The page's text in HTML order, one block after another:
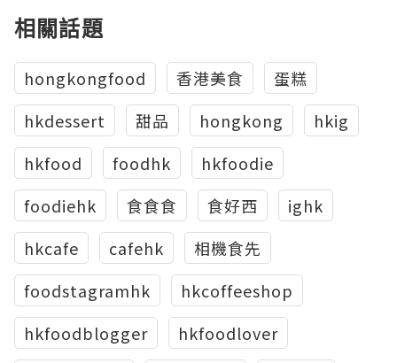
相關話題
hongkongfood 香港美食
蛋糕
hkdessert
甜品 hongkong
hkig
hkfood
foodhk
hkfoodie
foodiehk
食食食 食好西
ighk
hkcafe
cafehk
相機食先
foodstagramhk
hkcoffeeshop
hkfoodblogger
hkfoodlover